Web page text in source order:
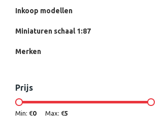
Inkoop modellen
Miniaturen schaal 1:87
Merken
Prijs
Min: €0 Max: €5